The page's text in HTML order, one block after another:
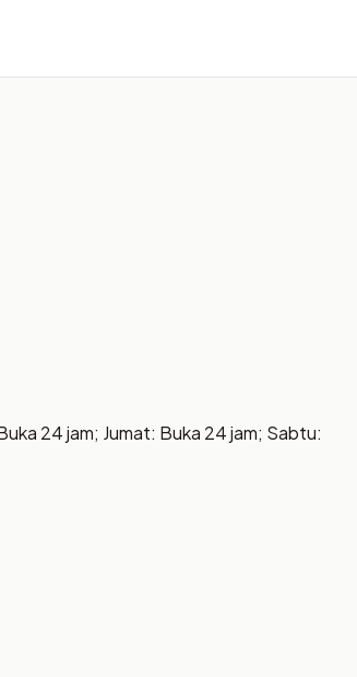
24 jam; Jumat: Buka 24 jam; Sabtu: